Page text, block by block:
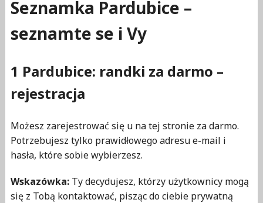
Seznamka Pardubice –
seznamte se i Vy
1 Pardubice: randki za darmo –
rejestracja
Możesz zarejestrować się u na tej stronie za darmo.
Potrzebujesz tylko prawidłowego adresu e-mail i
hasła, które sobie wybierzesz.
Wskazówka:Ty decydujesz, którzy użytkownicy mogą
się z Tobą kontaktować, pisząc do ciebie prywatną